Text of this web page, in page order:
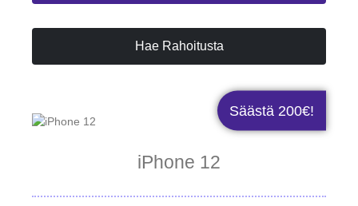
Hae Rahoitusta
Säästä 200€!
iPhone 12